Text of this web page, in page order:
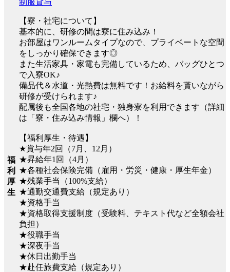
福
利
厚
生
【寮・社宅について】
基本的に、研修の間は寮に住み込み！
お部屋はワンルームタイプなので、プライベートな空間
をしっかり確保できます◎
また生活家具・家電も完備しているため、バッグひとつ
で入寮OK♪
備品代＆水道・光熱費は無料です！お給料を貰いながら
研修が受けられます♪
配属後も全国各地の社宅・独身寮を利用できます（詳細
は「寮・住み込み情報」欄へ）！
【福利厚生・待遇】
★賞与年2回（7月、12月）
★昇給年1回（4月）
★各種社会保険完備（雇用・労災・健康・厚生年金）
★残業手当（100%支給）
★通勤交通費支給（規定あり）
★資格手当
★資格取得支援制度（受験料、テキスト代など全額会社
負担）
★役職手当
★深夜手当
★休日出勤手当
★赴任旅費支給（規定あり）